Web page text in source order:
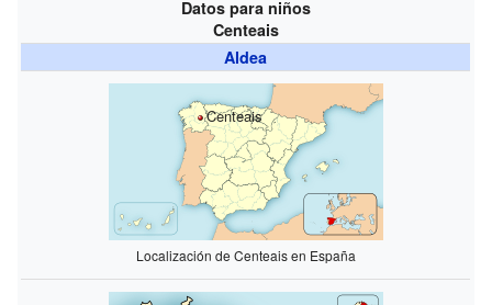
Datos para niños
Centeais
Aldea
Centeais
Localización de Centeais en España